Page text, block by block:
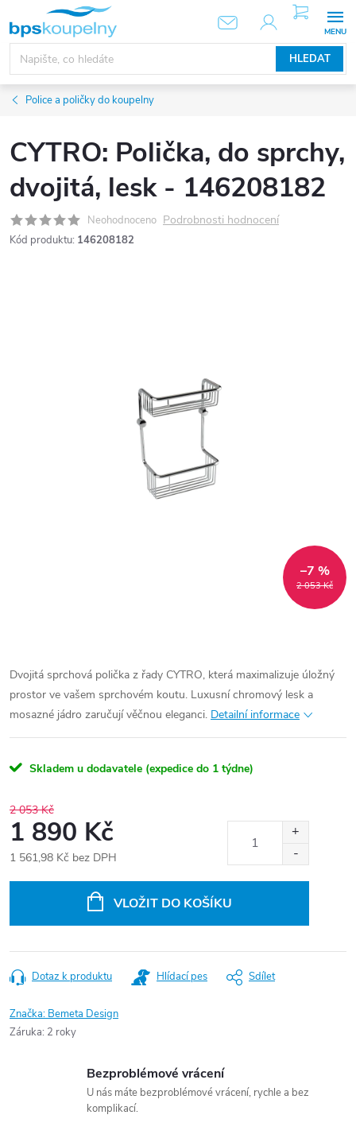
obsah
HLEDAT
NÁKUPNÍ
KOŠÍK
Police a poličky do koupelny
CYTRO: Polička, do sprchy,
dvojitá, lesk - 146208182
Neohodnoceno Podrobnosti hodnocení
Kód produktu: 146208182
2 053 Kč
–7 %
Dvojitá sprchová polička z řady CYTRO, která maximalizuje úložný
prostor ve vašem sprchovém koutu. Luxusní chromový lesk a
mosazné jádro zaručují věčnou eleganci. Detailní informace
Skladem u dodavatele (expedice do 1 týdne)
2 053 Kč
1 890 Kč
1 561,98 Kč bez DPH
VLOŽIT DO KOŠÍKU
Dotaz k produktu Hlídací pes Sdílet
Značka: Bemeta Design
Záruka: 2 roky
Bezproblémové vrácení
U nás máte bezproblémové vrácení, rychle a bez
komplikací.